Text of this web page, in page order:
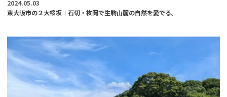
2024.05.03
東大阪市の２大桜坂｜石切・枚岡で生駒山麓の自然を愛でる。